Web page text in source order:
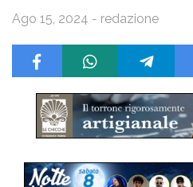
Ago 15, 2024 - redazione